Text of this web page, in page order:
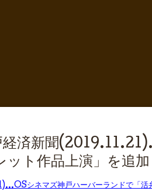
経済新聞
ト作品上演」を追加
シネマズ神戸ハーバーランドで「活